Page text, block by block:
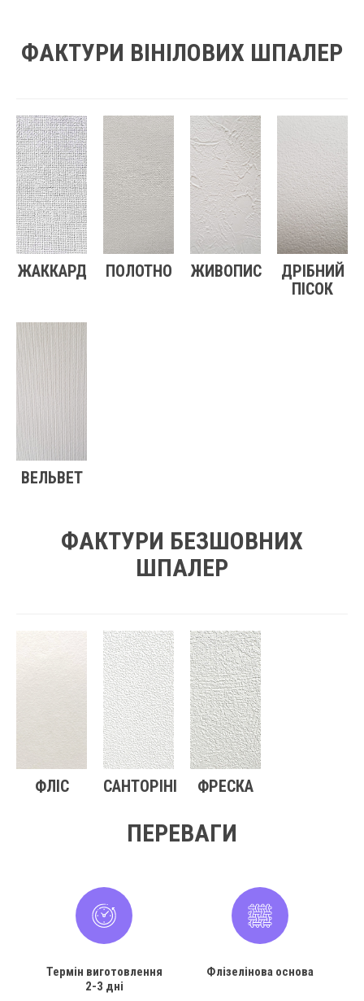
ФАКТУРИ ВІНІЛОВИХ ШПАЛЕР
ЖАККАРД ПОЛОТНО ЖИВОПИС
ДРІБНИЙ
ПІСОК
ВЕЛЬВЕТ
ФАКТУРИ БЕЗШОВНИХ
ШПАЛЕР
ФЛІС САНТОРІНІ ФРЕСКА
ПЕРЕВАГИ
Термін виготовлення
2-3 дні
Флізелінова основа